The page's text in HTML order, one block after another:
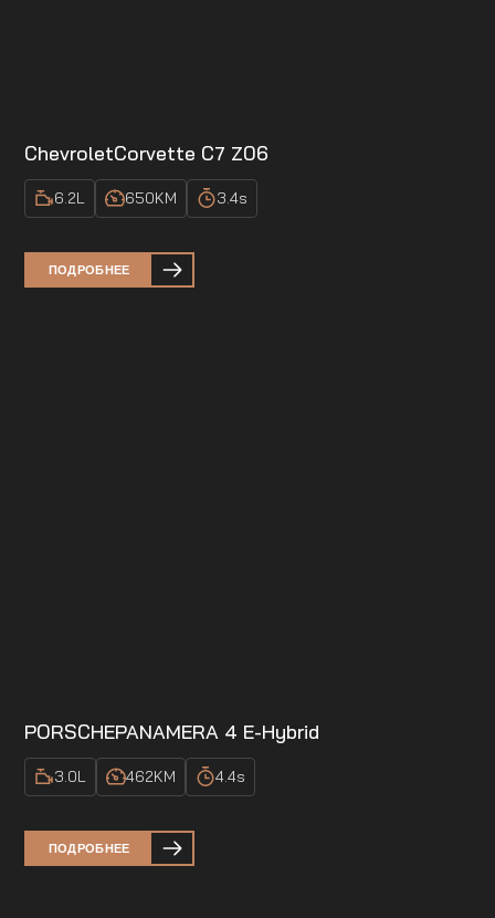
ChevroletCorvette C7 Z06
6.2L 650KM 3.4s
ПОДРОБНЕЕ
PORSCHEPANAMERA 4 E-Hybrid
3.0L 462KM 4.4s
ПОДРОБНЕЕ